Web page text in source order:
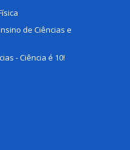
de Ciências e
- Ciência é 10!